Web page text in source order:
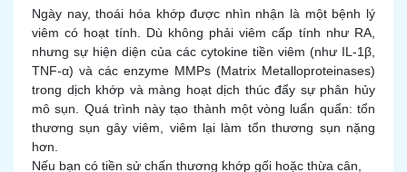
Ngày nay, thoái hóa khớp được nhìn nhận là một bệnh lý
viêm có hoạt tính. Dù không phải viêm cấp tính như RA,
nhưng sự hiện diện của các cytokine tiền viêm (như IL-1β,
TNF-α) và các enzyme MMPs (Matrix Metalloproteinases)
trong dịch khớp và màng hoạt dịch thúc đẩy sự phân hủy
mô sụn. Quá trình này tạo thành một vòng luẩn quẩn: tổn
thương sụn gây viêm, viêm lại làm tổn thương sụn nặng
hơn.
Nếu bạn có tiền sử chấn thương khớp gối hoặc thừa cân,